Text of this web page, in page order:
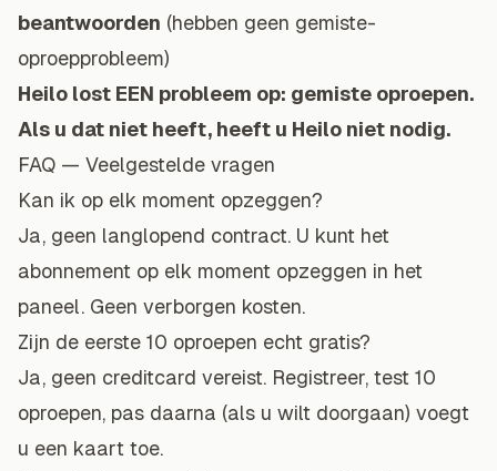
beantwoorden (hebben geen gemiste-
oproepprobleem)
Heilo lost EEN probleem op: gemiste oproepen.
Als u dat niet heeft, heeft u Heilo niet nodig.
FAQ — Veelgestelde vragen
Kan ik op elk moment opzeggen?
Ja, geen langlopend contract. U kunt het
abonnement op elk moment opzeggen in het
paneel. Geen verborgen kosten.
Zijn de eerste 10 oproepen echt gratis?
Ja, geen creditcard vereist. Registreer, test 10
oproepen, pas daarna (als u wilt doorgaan) voegt
u een kaart toe.